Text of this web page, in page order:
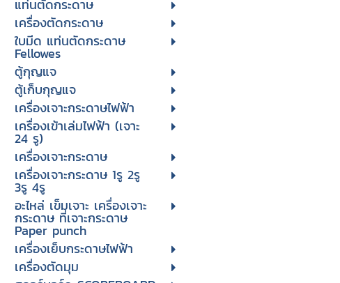
แท่นตัดกระดาษ
เครื่องตัดกระดาษ
ใบมีด แท่นตัดกระดาษ
Fellowes
ตู้กุญแจ
ตู้เก็บกุญแจ
เครื่องเจาะกระดาษไฟฟ้า
เครื่องเข้าเล่มไฟฟ้า (เจาะ
24 รู)
เครื่องเจาะกระดาษ
เครื่องเจาะกระดาษ 1รู 2รู
3รู 4รู
อะไหล่ เข็มเจาะ เครื่องเจาะ
กระดาษ ที่เจาะกระดาษ
Paper punch
เครื่องเย็บกระดาษไฟฟ้า
เครื่องตัดมุม